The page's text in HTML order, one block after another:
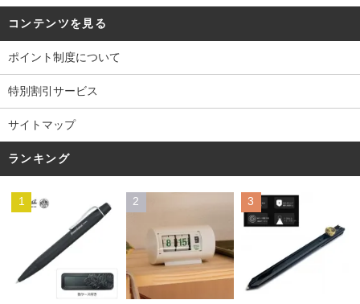
コンテンツを見る
ポイント制度について
特別割引サービス
サイトマップ
ランキング
1 2 3